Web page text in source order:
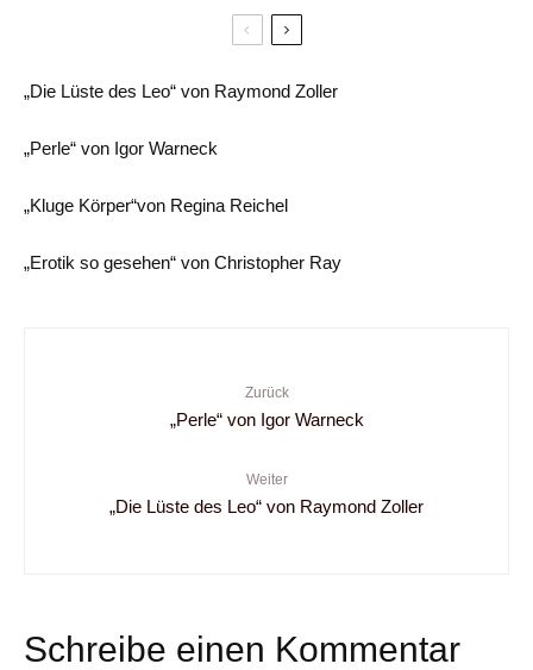
„Die Lüste des Leo“ von Raymond Zoller
„Perle“ von Igor Warneck
„Kluge Körper“von Regina Reichel
„Erotik so gesehen“ von Christopher Ray
Zurück
„Perle“ von Igor Warneck
Weiter
„Die Lüste des Leo“ von Raymond Zoller
Schreibe einen Kommentar